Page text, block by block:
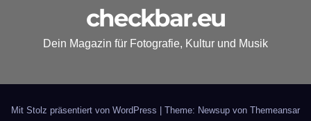
checkbar.eu
Dein Magazin für Fotografie, Kultur und Musik
Mit Stolz präsentiert von WordPress Theme: Newsup von Themeansar